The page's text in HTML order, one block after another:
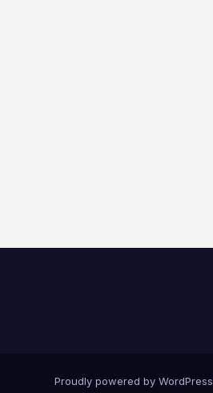
Proudly powered by WordPress